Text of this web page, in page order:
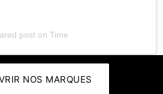
poston Time
NOS MARQUES